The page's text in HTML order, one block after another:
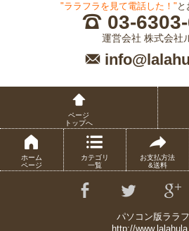
"ララフラを見て電話した！" と
03-
運営会社 株式会社
ページ
トップへ
ホーム
ページ
カテゴリ
一覧
お支払方法
&送料
パソコン版ララ
http://